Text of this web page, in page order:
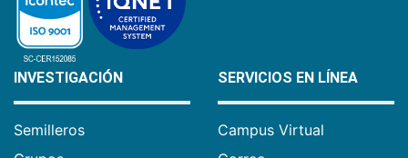
INVESTIGACIÓN
Semilleros
SERVICIOS EN LÍNEA
Campus Virtual